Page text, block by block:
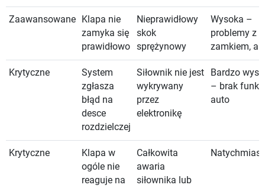
Zaawansowane
Klapa nie
zamyka się
prawidłowo
Nieprawidłowy
skok
sprężynowy
Wysoka –
problemy z
zamkiem,
Krytyczne
System
zgłasza
błąd na
desce
rozdzielczej
Siłownik nie jest
wykrywany
przez
elektronikę
Bardzo
– brak
auto
Krytyczne
Klapa w
ogóle nie
reaguje na
Całkowita
awaria
siłownika lub